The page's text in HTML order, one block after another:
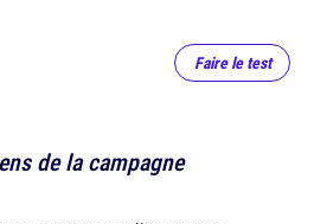
Faire le test
de la campagne